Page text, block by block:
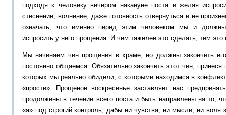
подходя к человеку вечером накануне поста и желая
стеснение, волнение, даже готовность отвернуться и не
означать, что именно перед этим человеком мы и должны
испросить у него прощения. И чем тяжелее это сделать, тем
Мы начинаем чин прощения в храме, но должны закончить
постоянно общаемся. Обязательно закончить этот чин,
которых мы реально обидели, с которыми находимся в
«прости». Прощеное воскресенье заставляет нас
продолжены в течение всего поста и быть направлены на то,
«я» под строгий контроль, дабы ни чувства, ни мысли, ни